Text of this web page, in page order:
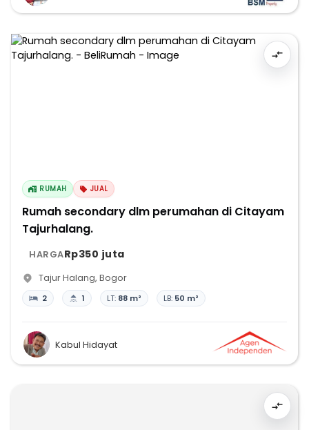
RUMAH JUAL
Rumah secondary dlm perumahan di Citayam
Tajurhalang.
HARGARp350 juta
Tajur Halang, Bogor
2 1 LT: 88 m² LB: 50 m²
Kabul Hidayat